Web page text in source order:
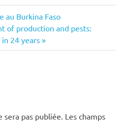
au Burkina Faso
of production and pests:
24 years
sera pas publiée. Les champs